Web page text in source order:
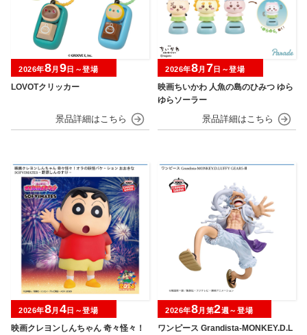
LOVOTクリッカー
2026年8月 9日～登場
映画ちいかわ 人魚の島のひみつ ゆら
ゆらソーラー
2026年8月 7日～登場
映画クレヨンしんちゃん 奇々怪々！
2026年8月 4日～登場
ワンピース Grandista-MONKEY.D.L
2026年8月第2週～登場